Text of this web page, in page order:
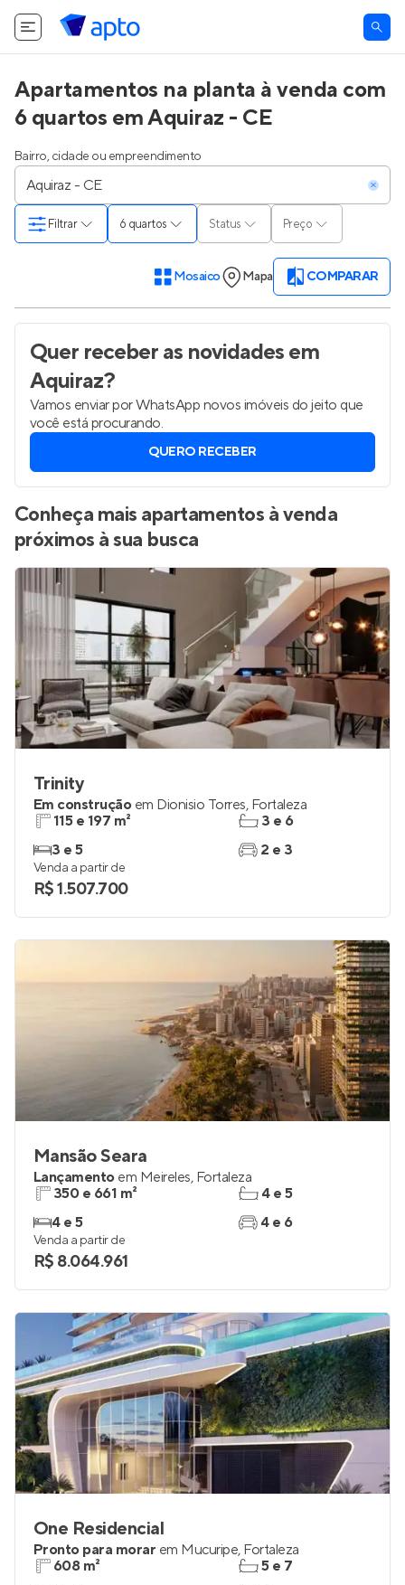
Apartamentos na planta à venda com
6 quartos em Aquiraz - CE
Bairro, cidade ou empreendimento
6 quartos Status Preço
Filtrar
Mosaico Mapa COMPARAR
Quer receber as novidadesem
Aquiraz?
Vamos enviar por WhatsApp novos imóveis do jeito que
você está procurando.
QUERO RECEBER
Conheça mais apartamentos à venda
próximos à sua busca
Trinity
Em construção em Dionisio Torres, Fortaleza
115 e 197 m²
3 e 5
3 e 6
2 e 3
Venda a partir de
R$ 1.507.700
Mansão Seara
Lançamento em Meireles, Fortaleza
350 e 661 m²
4 e 5
4 e 5
4 e 6
Venda a partir de
R$ 8.064.961
One Residencial
Pronto para morar em Mucuripe, Fortaleza
608 m²
5 e 7